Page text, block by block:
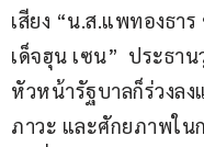
เสียง “น.ส.แพทองธา
เด็จฮุน เซน”  ประธ
หัวหน้ารัฐบาลก็ร่วงล
ภาวะ และศักยภาพใน